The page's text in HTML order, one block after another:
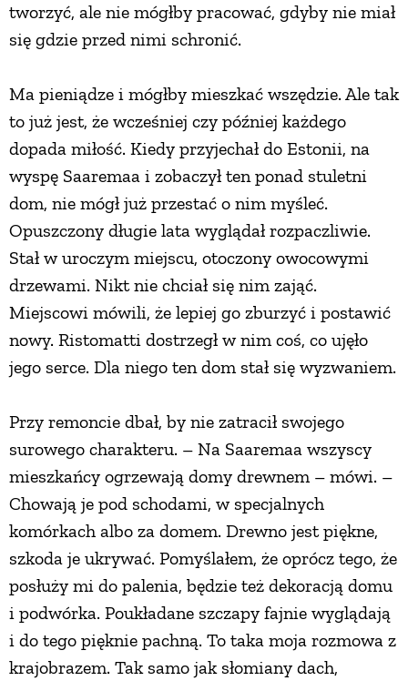
tworzyć, ale nie mógłby pracować, gdyby nie miał
się gdzie przed nimi schronić.
Ma pieniądze i mógłby mieszkać wszędzie. Ale tak
to już jest, że wcześniej czy później każdego
dopada miłość. Kiedy przyjechał do Estonii, na
wyspę Saaremaa i zobaczył ten ponad stuletni
dom, nie mógł już przestać o nim myśleć.
Opuszczony długie lata wyglądał rozpaczliwie.
Stał w uroczym miejscu, otoczony owocowymi
drzewami. Nikt nie chciał się nim zająć.
Miejscowi mówili, że lepiej go zburzyć i postawić
nowy. Ristomatti dostrzegł w nim coś, co ujęło
jego serce. Dla niego ten dom stał się wyzwaniem.
Przy remoncie dbał, by nie zatracił swojego
surowego charakteru. – Na Saaremaa wszyscy
mieszkańcy ogrzewają domy drewnem – mówi. –
Chowają je pod schodami, w specjalnych
komórkach albo za domem. Drewno jest piękne,
szkoda je ukrywać. Pomyślałem, że oprócz tego, że
posłuży mi do palenia, będzie też dekoracją domu
i podwórka. Poukładane szczapy fajnie wyglądają
i do tego pięknie pachną. To taka moja rozmowa z
krajobrazem. Tak samo jak słomiany dach,
PRZYSTAWKI
DANIA GŁÓWNE
CIASTA I DESERY
DODATKI
PRZETWORY
INNE